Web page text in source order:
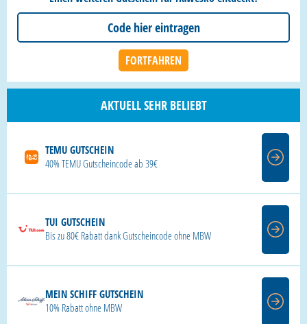
AKTUELL SEHR BELIEBT
TEMU GUTSCHEIN
40% TEMU Gutscheincode ab 39€
TUI GUTSCHEIN
Bis zu 80€ Rabatt dank Gutscheincode ohne MBW
MEIN SCHIFF GUTSCHEIN
10% Rabatt ohne MBW